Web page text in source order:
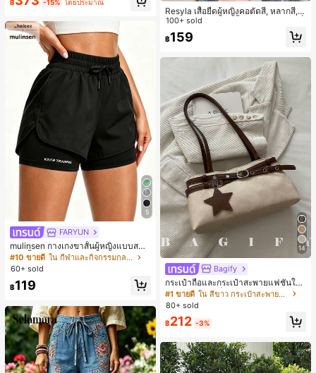
฿ -15% โดยประมาณ
5
FARYUN
mulinsen กางเกงขาสั้นผู้หญิงแบบสบา
ยๆ สีพื้น หลวม อเนกประสงค์ กางเกงขา
สั้นกีฬา 2-In-1 สำหรับวิ่ง ฟิตเนส และก
#10 ขายดี
ใน กีฬาและกิจกรรมกลางแจ้ง
60+ sold
฿119
Resyla เสื้อยืดผู้หญิงคอตัดสี, หลากสี, ล
ายพิมพ์แมวน่ารัก, เสื้อสำหรับออกไปเที่
ยวฤดูร้อน, ดีไซน์กราฟิก, ความรู้สึกพรีเ
มียม, ลำลองอเนกประสงค์, สวมใส่ประ
เสื้อผ้ากลางแจ้ง
100+ sold
฿159
14
Bagify
กระเป๋าถือและกระเป๋าสะพายแฟชั่นให
ม่ ตกแต่งด้วยเข็มขัด เหมาะสำหรับงาน
ปาร์ตี้ การรวมตัว การออกไปข้างนอก ก
ารท่องเที่ยว การช้อปปิ้ง และการใช้งาน
ประจำวัน สามารถเก็บเหรียญ โทรศัพท์
เหมาะสำหรับกระเป๋าทำงานของพนักง
านออฟฟิศ นักศึกษามหาวิทยาลัย และ
พนักงานออฟฟิศ กระเป๋าผู้หญิงที่หรูหรา
#1 ขายดี
ใน สีขาว กระเป๋าสะพายผู้หญิง
80+ sold
฿212 -3%